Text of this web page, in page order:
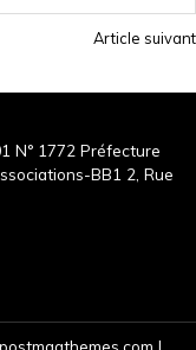
Article suivant
N° 1772 Préfecture
BB1 2, Rue